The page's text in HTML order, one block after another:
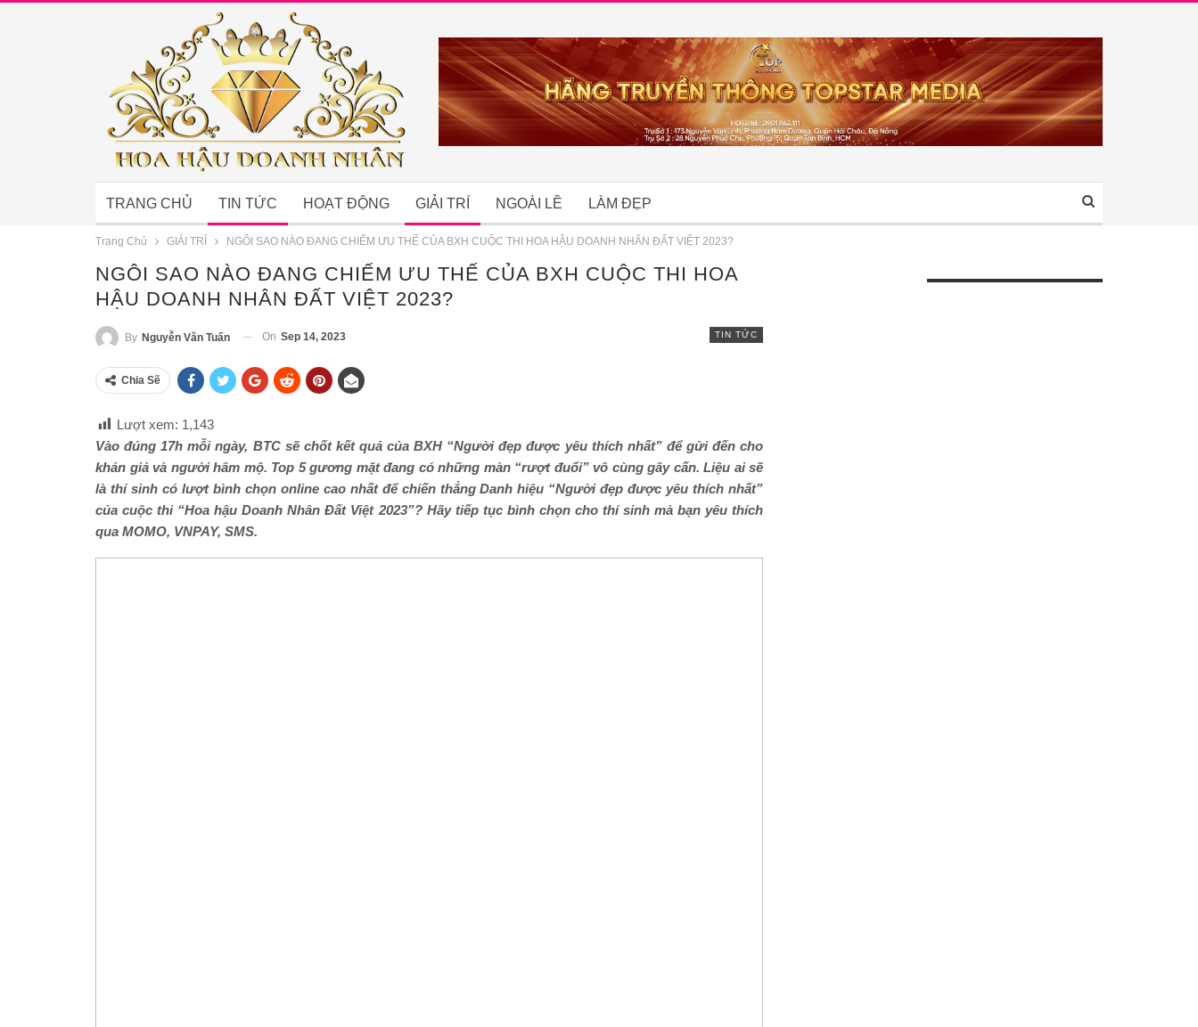
TRANG CHỦ TIN TỨC HOẠT ĐỘNG GIẢI TRÍ NGOÀI LỀ LÀM ĐẸP
Trang Chủ GIẢI TRÍ NGÔI SAO NÀO ĐANG CHIẾM ƯU THẾ CỦA BXH CUỘC THI HOA HẬU DOANH NHÂN ĐẤT VIỆT 2023?
NGÔI SAO NÀO ĐANG CHIẾM ƯU THẾ CỦA BXH CUỘC THI HOA
HẬU DOANH NHÂN ĐẤT VIỆT 2023?
TIN TỨC
By Nguyễn Văn Tuấn On Sep 14, 2023
Chia Sẽ
Lượt xem: 1,143
Vào đúng 17h mỗi ngày, BTC sẽ chốt kết quả của BXH “Người đẹp được yêu thích nhất” để gửi đến cho
khán giả và người hâm mộ. Top 5 gương mặtđang có những màn “rượt đuổi” vô cùng gây cấn. Liệu ai sẽ
là thí sinh có lượt bình chọn online cao nhất để chiến thắng Danh hiệu “Người đẹp được yêu thích nhất”
của cuộc thi “Hoa hậu Doanh NhânĐất Việt2023”? Hãy tiếp tục bình chọn cho thí sinh mà bạn yêu thích
qua MOMO, VNPAY, SMS.